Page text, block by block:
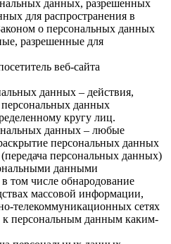
данных, разрешенных
для распространения в
о персональных данных
разрешенные для
веб-сайта
данных – действия,
данных
кругу лиц.
данных – любые
персональных данных
персональных данных)
данными
том числе обнародование
массовой информации,
телекоммуникационных сетях
к персональным данным каким-